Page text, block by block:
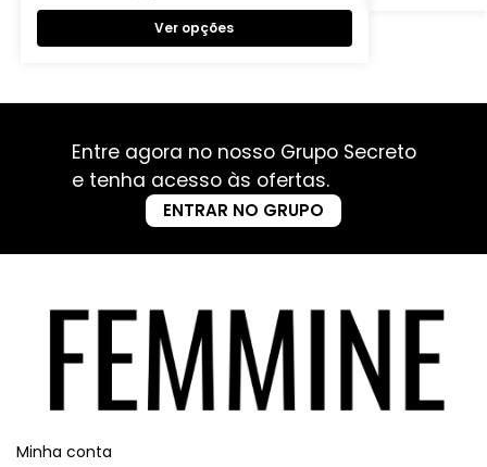
Ver opções
Entre agora no nosso Grupo Secreto
e tenha acesso às ofertas.
ENTRAR NO GRUPO
Minha conta